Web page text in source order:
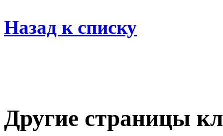
Назад к списку
Другие страницы